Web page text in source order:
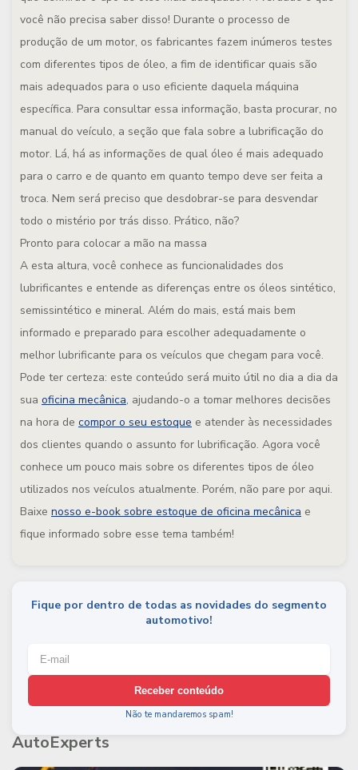
você não precisa saber disso! Durante o processo de
produção de um motor, os fabricantes fazem inúmeros testes
com diferentes tipos de óleo, a fim de identificar quais são
mais adequados para o uso eficiente daquela máquina
específica. Para consultar essa informação, basta procurar, no
manual do veículo, a seção que fala sobre a lubrificação do
motor. Lá, há as informações de qual óleo é mais adequado
para o carro e de quanto em quanto tempo deve ser feita a
troca. Nem será preciso que desdobrar-se para desvendar
todo o mistério por trás disso. Prático, não?
Pronto para colocar a mão na massa
A esta altura, você conhece as funcionalidades dos
lubrificantes e entende as diferenças entre os óleos sintético,
semissintético e mineral. Além do mais, está mais bem
informado e preparado para escolher adequadamente o
melhor lubrificante para os veículos que chegam para você.
Pode ter certeza: este conteúdo será muito útil no dia a dia da
sua oficina mecânica, ajudando-o a tomar melhores decisões
na hora de compor o seu estoque e atender às necessidades
dos clientes quando o assunto for lubrificação. Agora você
conhece um pouco mais sobre os diferentes tipos de óleo
utilizados nos veículos atualmente. Porém, não pare por aqui.
Baixe nosso e-book sobre estoque de oficina mecânica e
fique informado sobre esse tema também!
Fique por dentro de todas as novidades do segmento
automotivo!
Receber conteúdo
Não te mandaremos spam!
AutoExperts